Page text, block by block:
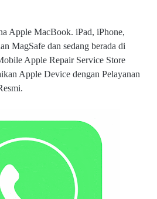
Apple MacBook. iPad, iPhone,
MagSafe dan sedang berada di
Apple Repair Service Store
Apple Device dengan Pelayanan